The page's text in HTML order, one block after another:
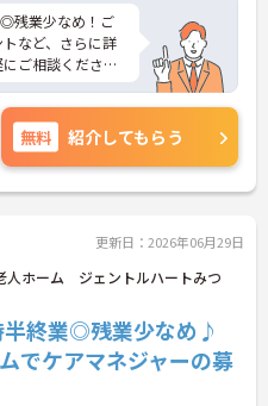
残業少なめ！ご
など、さらに詳
ご相談くださ
無料 紹介してもらう
更新日：2026年06月29日
人ホーム ジェントルハートみつ
半終業◎残業少なめ♪
でケアマネジャーの募